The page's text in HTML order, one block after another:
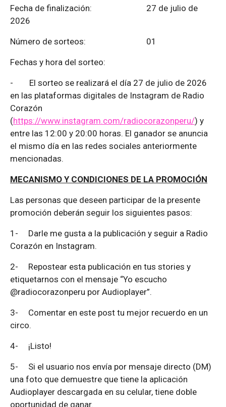
Fecha de finalización:
27 de julio de
2026
Número de sorteos: 01
Fechas y hora del sorteo:
- El sorteo se realizará el día 27 de julio de 2026
en las plataformas digitales de Instagram de Radio
Corazón
(https://www.instagram.com/radiocorazonperu/) y
entre las 12:00 y 20:00 horas. El ganador se anuncia
el mismo día en las redes sociales anteriormente
mencionadas.
MECANISMO Y CONDICIONES DE LA PROMOCIÓN
Las personas que deseen participar de la presente
promoción deberán seguir los siguientes pasos:
1- Darle me gusta a la publicación y seguir a Radio
Corazón en Instagram.
2- Repostear esta publicación en tus stories y
etiquetarnos con el mensaje “Yo escucho
@radiocorazonperu por Audioplayer”.
3- Comentar en este post tu mejor recuerdo en un
circo.
4- ¡Listo!
5- Si el usuario nos envía por mensaje directo (DM)
una foto que demuestre que tiene la aplicación
Audioplayer descargada en su celular, tiene doble
oportunidad de ganar.